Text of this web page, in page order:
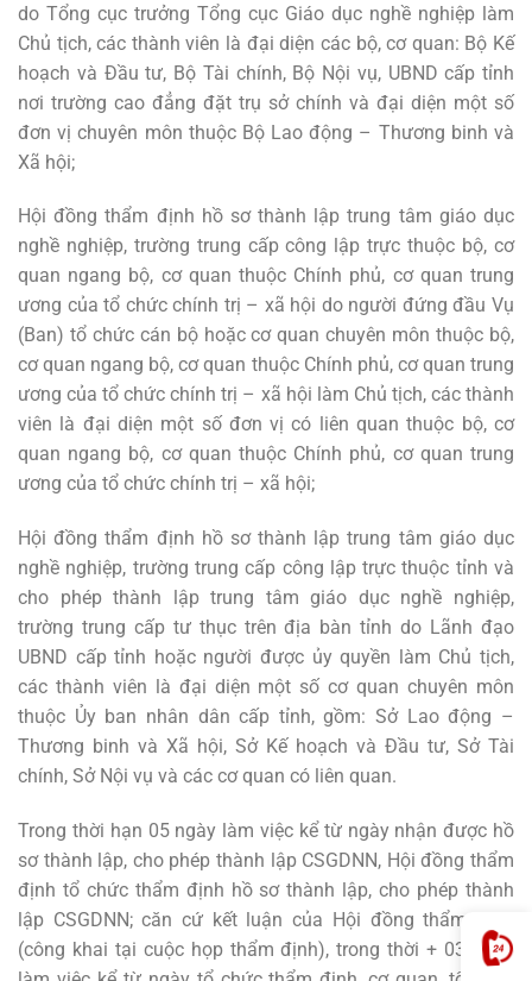
do Tổng cục trưởng Tổng cục Giáo dục nghề nghiệp làm
Chủ tịch, các thành viên là đại diện các bộ, cơ quan: Bộ Kế
hoạch và Đầu tư, Bộ Tài chính, Bộ Nội vụ, UBND cấp tỉnh
nơi trường cao đẳng đặt trụ sở chính và đại diện một số
đơn vị chuyên môn thuộc Bộ Lao động – Thương binh và
Xã hội;
Hội đồng thẩm định hồ sơ thành lập trung tâm giáo dục
nghề nghiệp, trường trung cấp công lập trực thuộc bộ, cơ
quan ngang bộ, cơ quan thuộc Chính phủ, cơ quan trung
ương của tổ chức chính trị – xã hội do người đứng đầu Vụ
(Ban) tổ chức cán bộ hoặc cơ quan chuyên môn thuộc bộ,
cơ quan ngang bộ, cơ quan thuộc Chính phủ, cơ quan trung
ương của tổ chức chính trị – xã hội làm Chủ tịch, các thành
viên là đại diện một số đơn vị có liên quan thuộc bộ, cơ
quan ngang bộ, cơ quan thuộc Chính phủ, cơ quan trung
ương của tổ chức chính trị – xã hội;
Hội đồng thẩm định hồ sơ thành lập trung tâm giáo dục
nghề nghiệp, trường trung cấp công lập trực thuộc tỉnh và
cho phép thành lập trung tâm giáo dục nghề nghiệp,
trường trung cấp tư thục trên địa bàn tỉnh do Lãnh đạo
UBND cấp tỉnh hoặc người được ủy quyền làm Chủ tịch,
các thành viên là đại diện một số cơ quan chuyên môn
thuộc Ủy ban nhân dân cấp tỉnh, gồm: Sở Lao động –
Thương binh và Xã hội, Sở Kế hoạch và Đầu tư, Sở Tài
chính, Sở Nội vụ và các cơ quan có liên quan.
Trong thời hạn 05 ngày làm việc kể từ ngày nhận được hồ
sơ thành lập, cho phép thành lập CSGDNN, Hội đồng thẩm
định tổ chức thẩm định hồ sơ thành lập, cho phép thành
lập CSGDNN; căn cứ kết luận của Hội đồng thẩm định
(công khai tại cuộc họp thẩm định), trong thời + 03 ngày